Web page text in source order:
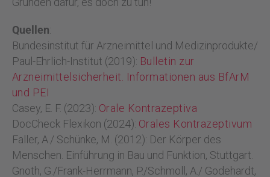
Quellen:
Bundesinstitut für Arzneimittel und Medizinprodukte/
Paul-Ehrlich-Institut (2019): Bulletin zur
Arzneimittelsicherheit. Informationen aus BfArM
und PEI
Casey, E. F. (2023): Orale Kontrazeptiva
DocCheck Flexikon (2024): Orales Kontrazeptivum
Faller, A./ Schünke, M. (2012): Der Körper des
Menschen. Einführung in Bau und Funktion, Stuttgart.
Gnoth, G./Frank-Herrmann, P./Schmoll, A./ Godehardt,